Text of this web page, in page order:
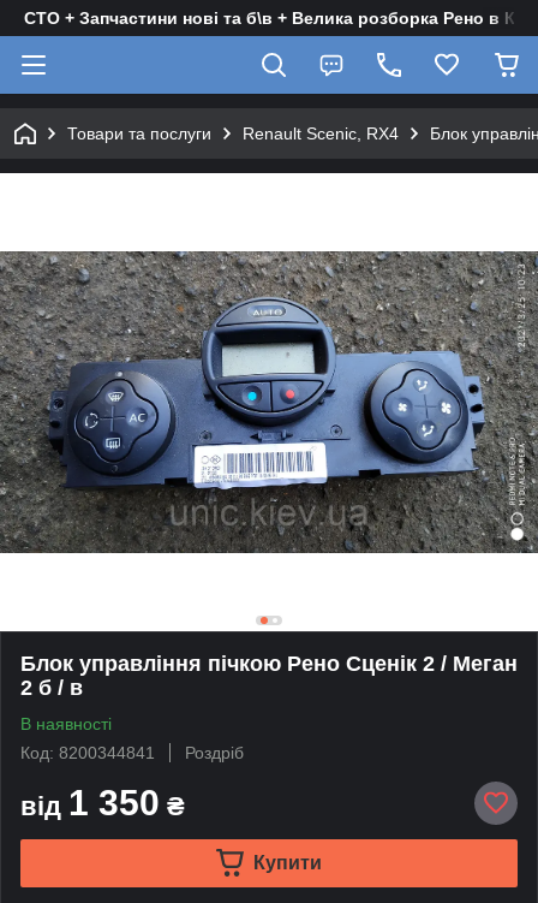
СТО + Запчастини нові та б\в + Велика розборка Рено в
Товари та послуги Renault Scenic, RX4 Блок
Блок управління пічкою Рено Сценік 2 / Меган
2 б / в
В наявності
Код: 8200344841
Роздріб
від 1 350 ₴
Купити